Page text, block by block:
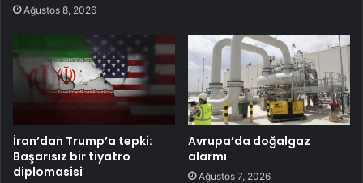
Ağustos 8, 2026
İran’dan Trump’a tepki:
Başarısız bir tiyatro
diplomasisi
Avrupa’da doğalgaz
alarmı
Ağustos 7, 2026